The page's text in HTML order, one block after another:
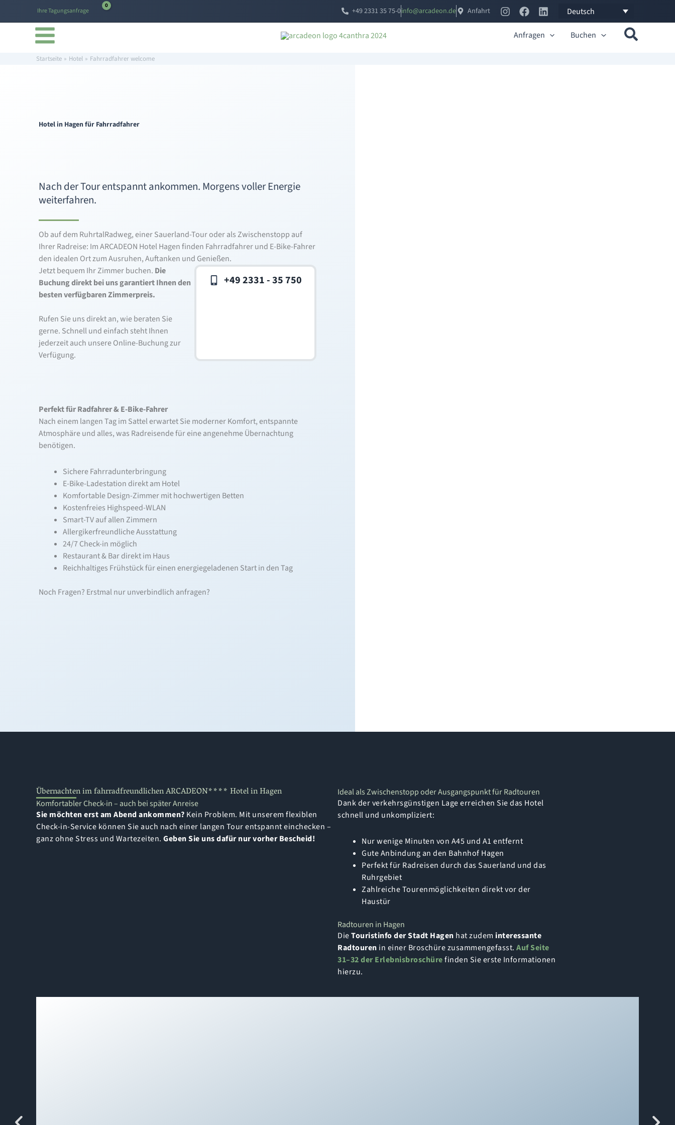
Ihre Tagungsanfrage +49 2331 35 75-0 ed.no
edacr
a@ofn
i Anfahrt Deutsch
Anfragen Buchen
Startseite Hotel Fahrradfahrer welcome
Hotel in Hagen für Fahrradfahrer
Nach der Tour entspannt ankommen. Morgens voller Energie
weiterfahren.
Ob auf dem RuhrtalRadweg, einer Sauerland-Tour oder als Zwischenstopp auf
Ihrer Radreise: Im ARCADEON Hotel Hagen finden Fahrradfahrer und E-Bike-Fahrer
den idealen Ort zum Ausruhen, Auftanken und Genießen.
Jetzt bequem Ihr Zimmer buchen. Die
Buchung direkt bei uns garantiert Ihnen den
besten verfügbaren Zimmerpreis.
Rufen Sie uns direkt an, wie beraten Sie
gerne. Schnell und einfach steht Ihnen
jederzeit auch unsere Online-Buchung zur
Verfügung.
+49 2331 - 35 750
Perfekt für Radfahrer & E-Bike-Fahrer
Nach einem langen Tag im Sattel erwartet Sie moderner Komfort, entspannte
Atmosphäre und alles, was Radreisende für eine angenehme Übernachtung
benötigen.
Sichere Fahrradunterbringung
E-Bike-Ladestation direkt am Hotel
Komfortable Design-Zimmer mit hochwertigen Betten
Kostenfreies Highspeed-WLAN
Smart-TV auf allen Zimmern
Allergikerfreundliche Ausstattung
24/7 Check-in möglich
Restaurant & Bar direkt im Haus
Reichhaltiges Frühstück für einen energiegeladenen Start in den Tag
Noch Fragen? Erstmal nur unverbindlich anfragen?
Übernachten im fahrradfreundlichen ARCADEON**** Hotel in Hagen
Komfortabler Check-in – auch bei später Anreise
Sie möchten erst am Abend ankommen? Kein Problem. Mit unserem flexiblen
Check-in-Service können Sie auch nach einer langen Tour entspannt einchecken –
ganz ohne Stress und Wartezeiten. Geben Sie uns dafür nur vorher Bescheid!
Ideal als Zwischenstopp oder Ausgangspunkt für Radtouren
Dank der verkehrsgünstigen Lage erreichen Sie das Hotel
schnell und unkompliziert:
Nur wenige Minuten von A45 und A1 entfernt
Gute Anbindung an den Bahnhof Hagen
Perfekt für Radreisen durch das Sauerland und das
Ruhrgebiet
Zahlreiche Tourenmöglichkeiten direkt vor der
Haustür
Radtouren in Hagen
DieTouristinfo der Stadt Hagen hat zudem interessante
Radtouren in einer Broschüre zusammengefasst. Auf Seite
31–32 der Erlebnisbroschürefinden Sie erste Informationen
hierzu.